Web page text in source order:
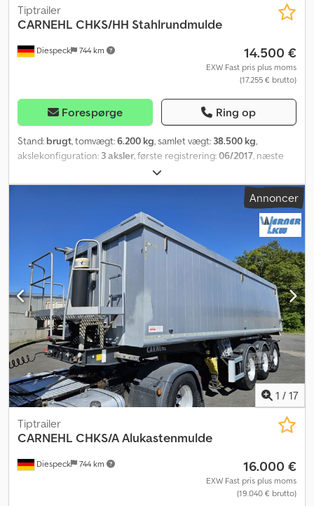
Diespeck 744 km
Tiptrailer
CARNEHL CHKS/HH Stahlrundmulde
14.500 €
EXW Fast pris plus moms
(17.255 € brutto)
Forespørge Ring op
Stand: brugt, tomvægt:6.200 kg, samlet vægt: 38.500 kg,
akslekonfiguration: 3 aksler, første registrering:06/2017, næste
, længde af lastrum:
2.340 mm, lastepladshøjde:1.460 mm, lastepladsvolumen:24 m³,
Trommebremse EBS Nyttelast 32.300 kg Luftaffjedring med
løftefunktion Platform Rullepresenning BPW-aksler Crjdpezp
Icisfx Aqgef Nedhængsbeskyttelse, sammenklappelig Alufælge
Med forbehold for fejl
Annoncer
1 / 17
Diespeck 744 km
Tiptrailer
CARNEHL CHKS/A Alukastenmulde
16.000 €
EXW Fast pris plus moms
(19.040 € brutto)